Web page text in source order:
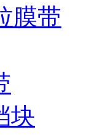
膜带
块